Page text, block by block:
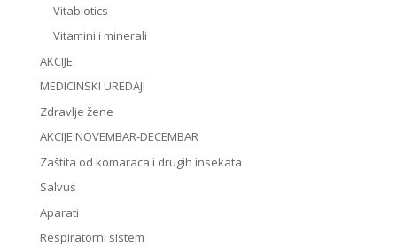
Vitabiotics
Vitamini i minerali
AKCIJE
MEDICINSKI UREDAJI
Zdravlje žene
AKCIJE NOVEMBAR-DECEMBAR
Zaštita od komaraca i drugih insekata
Salvus
Aparati
Respiratorni sistem